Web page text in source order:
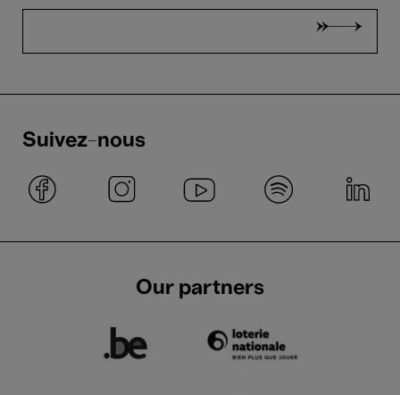
Suivez-nous
Our partners